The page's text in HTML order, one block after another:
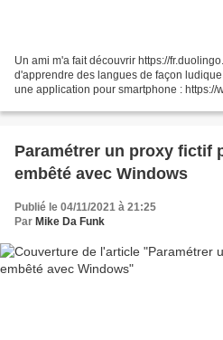
Un ami m'a fait découvrir https://
d'apprendre des langues de façon
une application pour smartphone : https://
Paramétrer un proxy fictif
embêté avec Windows
Publié le 04/11/2021 à 21:25
Par Mike Da Funk